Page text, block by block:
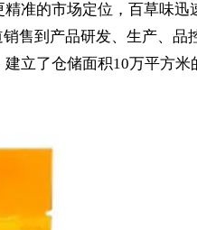
准的市场定位，百草味迅
售到产品研发、生产、品
立了仓储面积10万平方